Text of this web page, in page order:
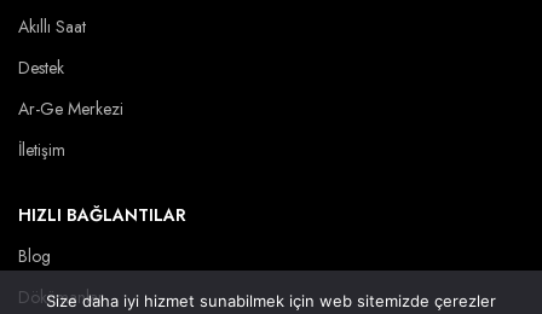
Akıllı Saat
Destek
Ar-Ge Merkezi
İletişim
HIZLI BAĞLANTILAR
Blog
Dökümanlar
Size daha iyi hizmet sunabilmek için web sitemizde çerezler